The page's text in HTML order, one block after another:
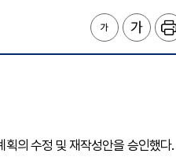
의 수정 및 재작성안을 승인했다.